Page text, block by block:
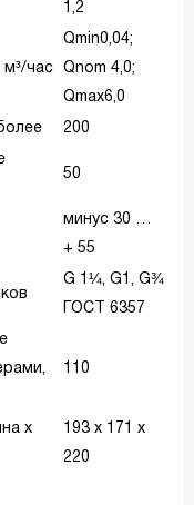
1,2
м³/час
Qmin0,04;
Qnom 4,0;
Qmax6,0
200
50
минус 30 …
+ 55
G 1¼, G1, G¾
ГОСТ 6357
110
х
193 х 171 х
220